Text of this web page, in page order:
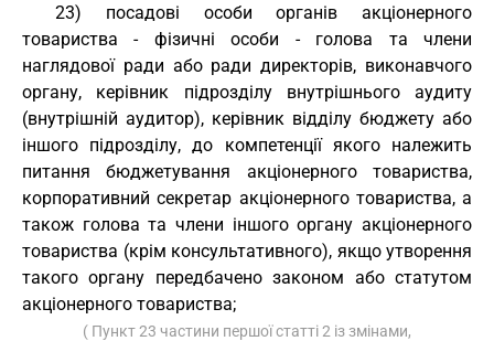
23) посадові особи органів акціонерного
товариства - фізичні особи - голова та члени
наглядової ради або ради директорів, виконавчого
органу, керівник підрозділу внутрішнього аудиту
(внутрішній аудитор), керівник відділу бюджету або
іншого підрозділу, до компетенції якого належить
питання бюджетування акціонерного товариства,
корпоративний секретар акціонерного товариства, а
також голова та члени іншого органу акціонерного
товариства (крім консультативного), якщо утворення
такого органу передбачено законом або статутом
акціонерного товариства;
( Пункт 23 частини першої статті 2 із змінами,